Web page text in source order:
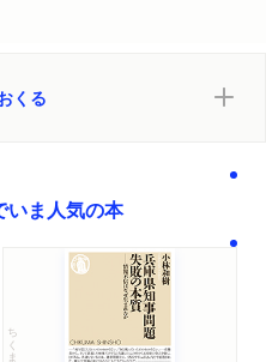
ける
ストン・チャーチル『第二
ェントルマン」の生き方／エ
史』／英文のお手本／ジョー
フトの私記』／再び「ギボン」
・イン・ザ・ライ』／ライ麦
ブル」青春小説／時代に沿った
『二重らせん』／「ロールモ
くる
いま人気の本
ちくま新書